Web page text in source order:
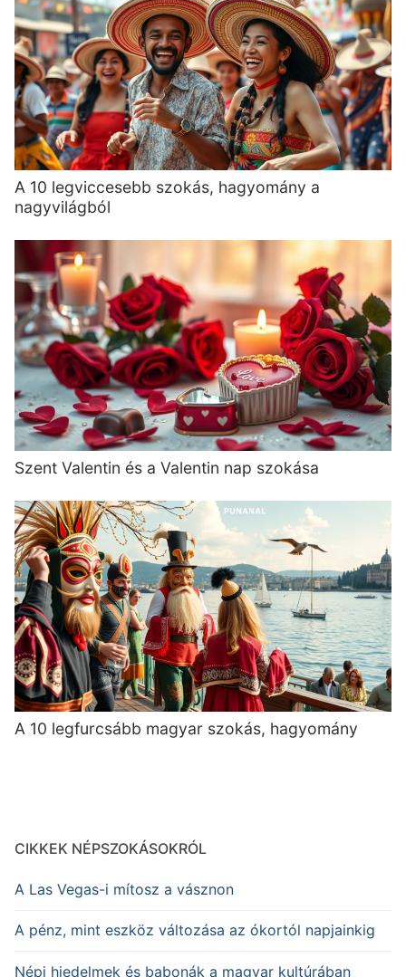
A 10 legviccesebb szokás, hagyomány a
nagyvilágból
Szent Valentin és a Valentin nap szokása
A 10 legfurcsább magyar szokás, hagyomány
CIKKEK NÉPSZOKÁSOKRÓL
A Las Vegas-i mítosz a vásznon
A pénz, mint eszköz változása az ókortól napjainkig
Népi hiedelmek és babonák a magyar kultúrában